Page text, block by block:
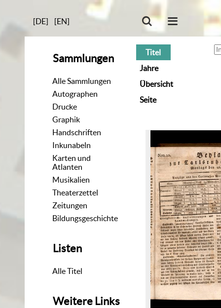
[DE] [EN]
Sammlungen
Alle Sammlungen
Autographen
Drucke
Graphik
Handschriften
Inkunabeln
Karten und
Atlanten
Musikalien
Theaterzettel
Zeitungen
Bildungsgeschichte
Listen
Alle Titel
Weitere Links
Titel
Jahre
Übersicht
Seite